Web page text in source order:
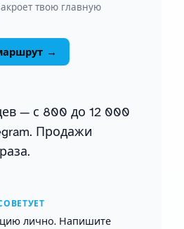
твою главную
→
— с 800 до 12 000
Продажи
лично. Напишите